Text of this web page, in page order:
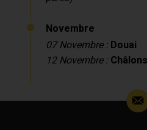
Novembre
07 Novembre : Douai
12 Novembre :